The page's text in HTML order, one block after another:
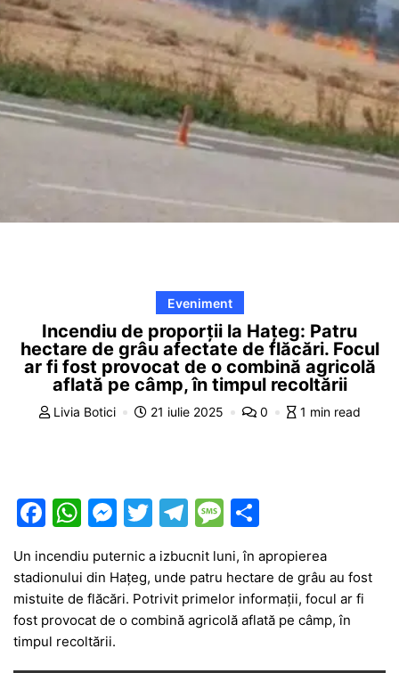
Eveniment
Incendiu de proporții la Hațeg: Patru
hectare de grâu afectate de flăcări. Focul
ar fi fost provocat de o combină agricolă
aflată pe câmp, în timpul recoltării
Livia Botici 21 iulie 2025 0 1 min read
F
c
e
b
o
W
at
s
A
p
M
s
s
e
T
w
itt
er
T
el
e
gr
a
M
e
s
s
a
ta
je
a
Un incendiu puternic a izbucnit luni, în apropierea
stadionului din Hațeg, unde patru hectare de grâu au fost
mistuite de flăcări. Potrivit primelor informații, focul ar fi
fost provocat de o combină agricolă aflată pe câmp, în
timpul recoltării.